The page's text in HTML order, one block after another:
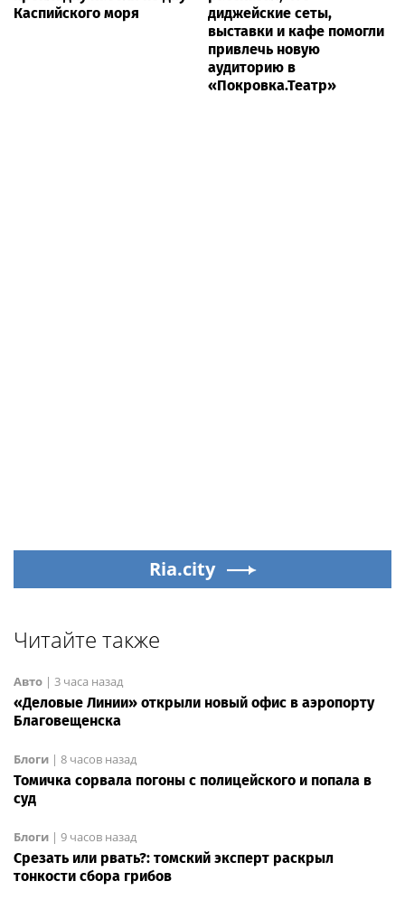
Каспийского моря
диджейские сеты,
выставки и кафе помогли
привлечь новую
аудиторию в
«Покровка.Театр»
Ria.city
Читайте также
Авто | 3 часа назад
«Деловые Линии» открыли новый офис в аэропорту
Благовещенска
Блоги | 8 часов назад
Томичка сорвала погоны с полицейского и попала в
суд
Блоги | 9 часов назад
Срезать или рвать?: томский эксперт раскрыл
тонкости сбора грибов